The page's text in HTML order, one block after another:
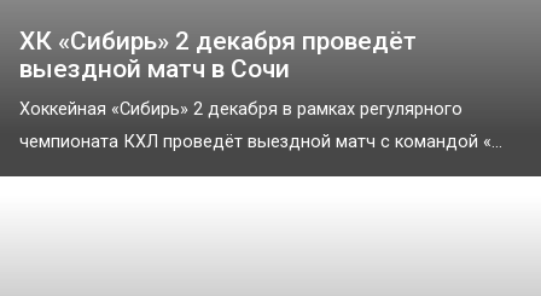
ХК «Сибирь» 2 декабря проведёт
выездной матч в Сочи
Хоккейная «Сибирь» 2 декабря в рамках регулярного
чемпионата КХЛ проведёт выездной матч с командой «...